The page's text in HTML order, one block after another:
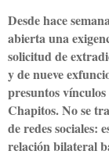
Desde hace
abierta una
solicitud de
y de nueve
presuntos
Chapitos. No se
de redes sociales:
relación bilateral